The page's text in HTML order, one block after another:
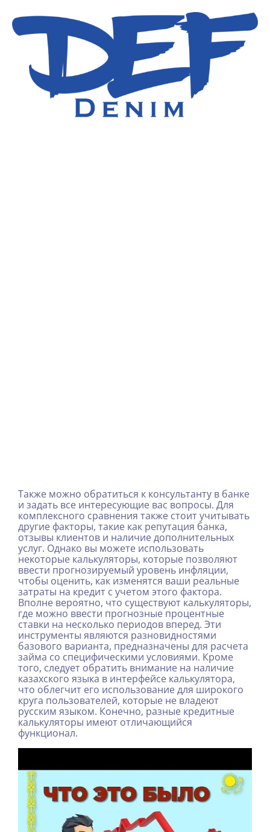
Также можно обратиться к консультанту в банке
и задать все интересующие вас вопросы. Для
комплексного сравнения также стоит учитывать
другие факторы, такие как репутация банка,
отзывы клиентов и наличие дополнительных
услуг. Однако вы можете использовать
некоторые калькуляторы, которые позволяют
ввести прогнозируемый уровень инфляции,
чтобы оценить, как изменятся ваши реальные
затраты на кредит с учетом этого фактора.
Вполне вероятно, что существуют калькуляторы,
где можно ввести прогнозные процентные
ставки на несколько периодов вперед. Эти
инструменты являются разновидностями
базового варианта, предназначены для расчета
займа со специфическими условиями. Кроме
того, следует обратить внимание на наличие
казахского языка в интерфейсе калькулятора,
что облегчит его использование для широкого
круга пользователей, которые не владеют
русским языком. Конечно, разные кредитные
калькуляторы имеют отличающийся
функционал.